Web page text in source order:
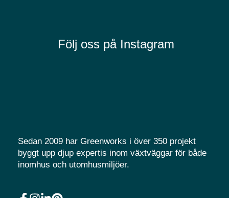
Följ oss på Instagram
Sedan 2009 har Greenworks i över 350 projekt
byggt upp djup expertis inom växtväggar för både
inomhus och utomhusmiljöer.